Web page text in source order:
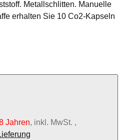
Metallschlitten. Manuelle
erhalten Sie 10 Co2-Kapseln
Jahren, inkl. MwSt. ,